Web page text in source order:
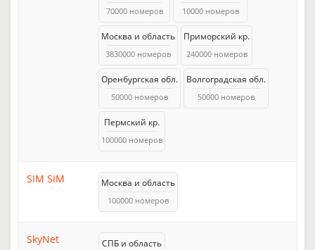
70000 номеров 10000 номеров
Москва и область
3830000 номеров
Приморский кр.
240000 номеров
Оренбургская обл.
50000 номеров
Волгоградская обл.
50000 номеров
Пермский кр.
100000 номеров
SIM SIM Москва и область
100000 номеров
SkyNet СПБ и область